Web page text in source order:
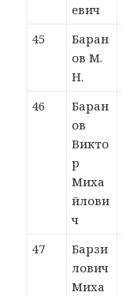
евич
45
Баран
ов М.
Н.
46
Баран
ов
Викто
р
Миха
йлови
ч
47
Барзи
лович
Миха